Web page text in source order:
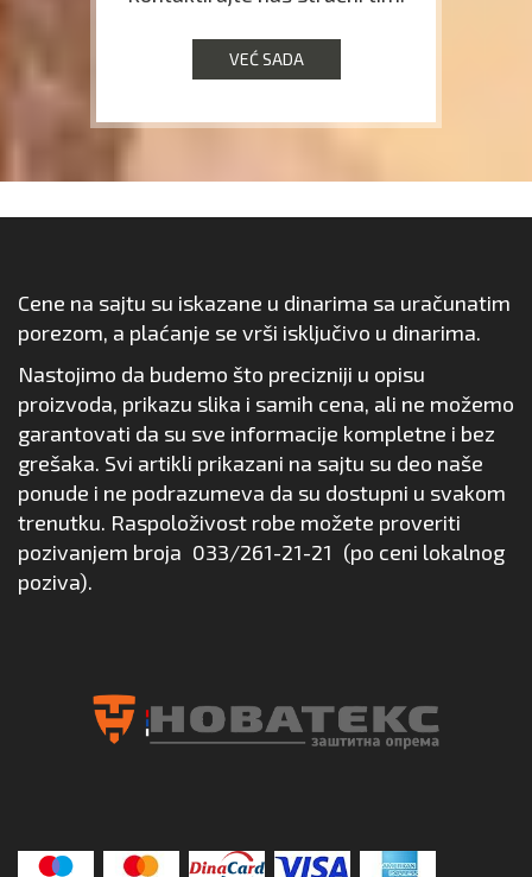
VEĆ SADA
Cene na sajtu su iskazane u dinarima sa uračunatim
porezom, a plaćanje se vrši isključivo u dinarima.
Nastojimo da budemo što precizniji u opisu
proizvoda, prikazu slika i samih cena, ali ne možemo
garantovati da su sve informacije kompletne i bez
grešaka. Svi artikli prikazani na sajtu su deo naše
ponude i ne podrazumeva da su dostupni u svakom
trenutku. Raspoloživost robe možete proveriti
pozivanjem broja 033/261-21-21 (po ceni lokalnog
poziva).